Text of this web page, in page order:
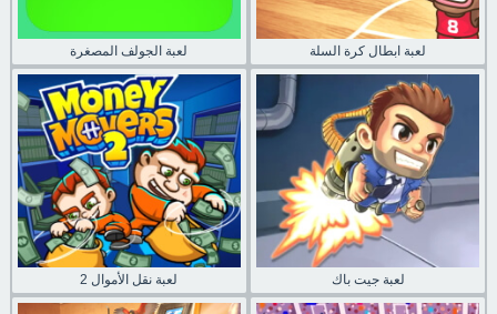
لعبة الجولف المصغرة لعبة ابطال كرة السلة
لعبة نقل الأموال 2 لعبة جيت باك